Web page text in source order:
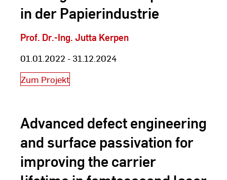
in der Papierindustrie
Prof. Dr.-Ing. Jutta Kerpen
01.01.2022 - 31.12.2024
Zum Projekt
Advanced defect engineering
and surface passivation for
improving the carrier